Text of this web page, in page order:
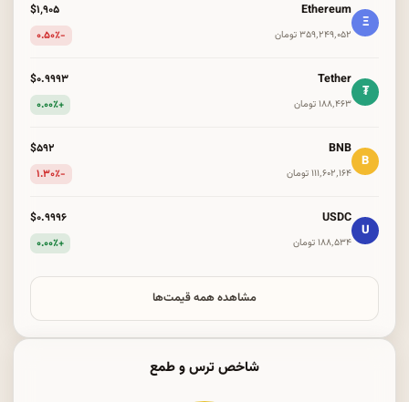
Ξ
Ethereum
۳۵۹٬۲۴۹٬۰۵۲ تومان
$۱٬۹۰۵
-۰.۵۰٪
₮
Tether
۱۸۸٬۴۶۳ تومان
$۰.۹۹۹۳
+۰.۰۰٪
B
BNB
۱۱۱٬۶۰۲٬۱۶۴ تومان
$۵۹۲
-۱.۳۰٪
U
USDC
۱۸۸٬۵۳۴ تومان
$۰.۹۹۹۶
+۰.۰۰٪
مشاهده همه قیمت‌ها
شاخص ترس و طمع